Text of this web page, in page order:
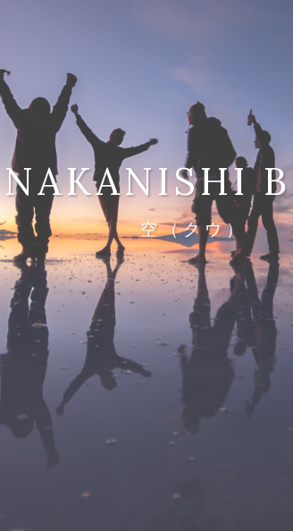
NAKANISHI
空（クウ）